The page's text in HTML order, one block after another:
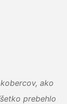
ako
prebehlo